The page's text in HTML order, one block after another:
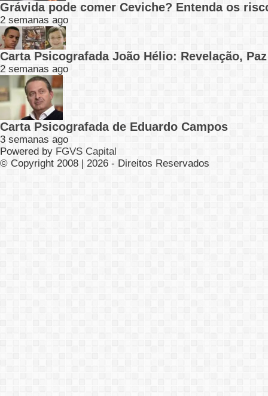
Grávida pode comer Ceviche? Entenda os
2 semanas ago
Carta Psicografada João Hélio: Revelação,
2 semanas ago
Carta Psicografada de Eduardo Campos
3 semanas ago
Powered by FGVS Capital
© Copyright 2008 | 2026 - Direitos Reservados